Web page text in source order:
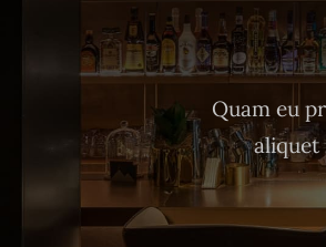
Quam eu
aliquet